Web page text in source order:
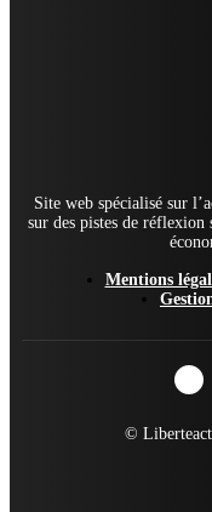
Site web spécialisé sur
sur des pistes de
Mentions
©